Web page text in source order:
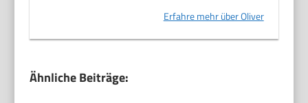
Erfahre mehr über Oliver
Ähnliche Beiträge: